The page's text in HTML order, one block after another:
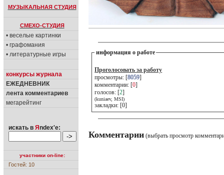
МУЗЫКАЛЬНАЯ СТУДИЯ
СМЕХО-СТУДИЯ
• веселые картинки
• графомания
• литературные игры
конкурсы журнала
ЕЖЕДНЕВНИК
лента комментариев
мегарейтинг
искать в Я ndex'е:
участники on-line:
Гостей: 10
информация о работе
Проголосовать за работу
просмотры: [8059]
комментарии: [0]
голосов: [2]
(kuniaev, MSI)
закладки: [0]
Комментарии (выбрать просмотр